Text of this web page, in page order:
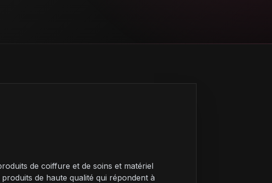
de coiffure et de soins et matériel
de haute qualité qui répondent à